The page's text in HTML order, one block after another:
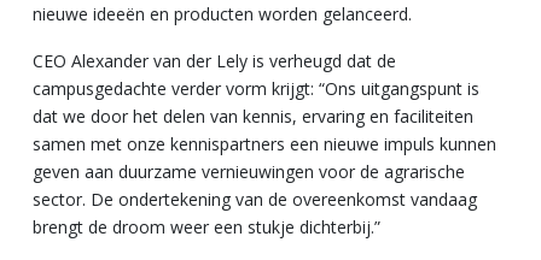
nieuwe ideeën en producten worden gelanceerd.
CEO Alexander van der Lely is verheugd dat de
campusgedachte verder vorm krijgt: “Ons uitgangspunt is
dat we door het delen van kennis, ervaring en faciliteiten
samen met onze kennispartners een nieuwe impuls kunnen
geven aan duurzame vernieuwingen voor de agrarische
sector. De ondertekening van de overeenkomst vandaag
brengt de droom weer een stukje dichterbij.”